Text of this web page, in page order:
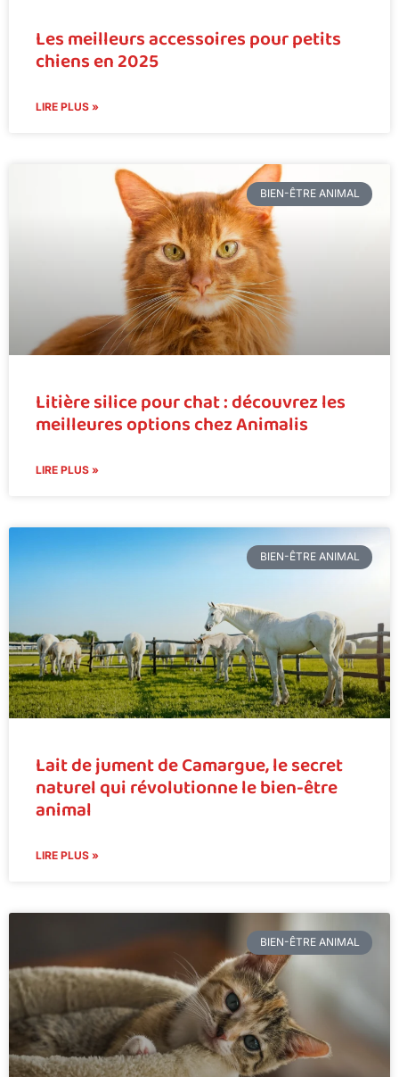
Les meilleurs accessoires pour petits
chiens en 2025
LIRE PLUS »
BIEN-ÊTRE ANIMAL
Litière silice pour chat : découvrez les
meilleures options chez Animalis
LIRE PLUS »
BIEN-ÊTRE ANIMAL
Lait de jument de Camargue, le secret
naturel qui révolutionne le bien-être
animal
LIRE PLUS »
BIEN-ÊTRE ANIMAL